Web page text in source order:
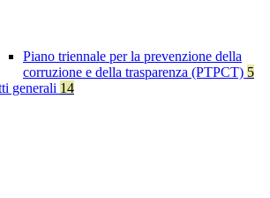
Piano triennale per la prevenzione della
corruzione e della trasparenza (PTPCT) 5
generali 14